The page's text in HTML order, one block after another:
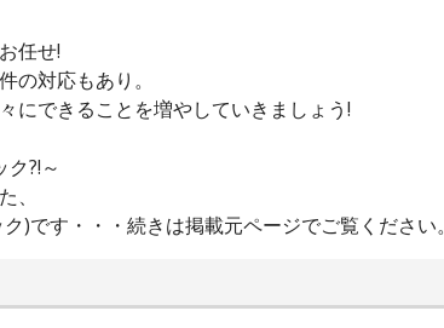
任せ!
の対応もあり。
にできることを増やしていきましょう!
?!～
、
)です・・・続きは掲載元ページでご覧ください。